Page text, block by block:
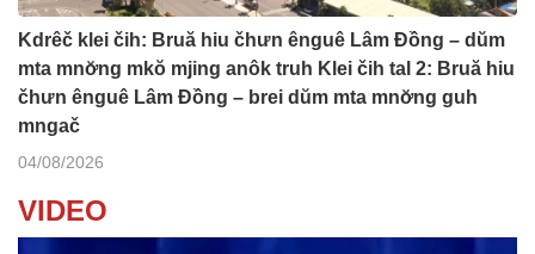
Kdrêč klei čih: Bruă hiu čhưn ênguê Lâm Đồng – dŭm
mta mnơ̆ng mkŏ mjing anôk truh Klei čih tal 2: Bruă hiu
čhưn ênguê Lâm Đồng – brei dŭm mta mnơ̆ng guh
mngač
04/08/2026
VIDEO